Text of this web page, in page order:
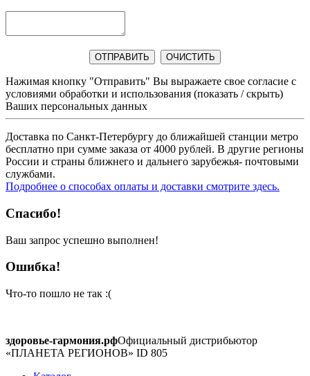
Нажимая кнопку "Отправить" Вы выражаете свое согласие с
условиями обработки и использования (показать / скрыть)
Ваших персональных данных
Доставка по Санкт-Петербургу до ближайшей станции метро
бесплатно при сумме заказа от 4000 рублей. В другие регионы
России и страны ближнего и дальнего зарубежья- почтовыми
службами.
Подробнее о способах оплаты и доставки смотрите здесь.
Спасибо!
Ваш запрос успешно выполнен!
Ошибка!
Что-то пошло не так :(
здоровье-гармония.рфОфициальный дистрибьютор
«ПЛАНЕТА РЕГИОНОВ» ID 805